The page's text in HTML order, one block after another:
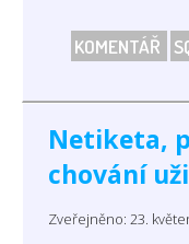
KOMENTÁŘ
Netiketa,
chování
Zveřejněno: 23.